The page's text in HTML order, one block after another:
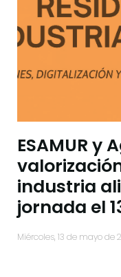
ESAMUR y
industria
jornada el
miércoles, 13 de mayo de